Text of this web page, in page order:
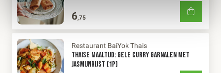
6,75
Restaurant BaiYok Thais
THAISE MAALTIJD: GELE CURRY GARNALEN MET
JASMIJNRIJST (1P)